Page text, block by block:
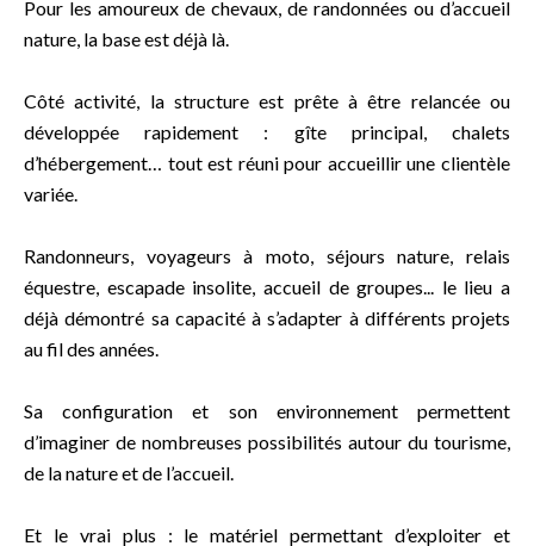
Pour les amoureux de chevaux, de randonnées ou d’accueil
nature, la base est déjà là.
Côté activité, la structure est prête à être relancée ou
développée rapidement : gîte principal, chalets
d’hébergement… tout est réuni pour accueillir une clientèle
variée.
Randonneurs, voyageurs à moto, séjours nature, relais
équestre, escapade insolite, accueil de groupes... le lieu a
déjà démontré sa capacité à s’adapter à différents projets
au fil des années.
Sa configuration et son environnement permettent
d’imaginer de nombreuses possibilités autour du tourisme,
de la nature et de l’accueil.
Et le vrai plus : le matériel permettant d’exploiter et